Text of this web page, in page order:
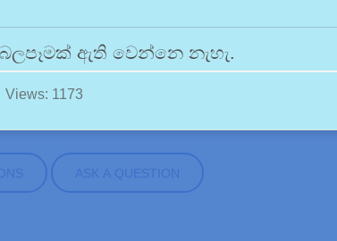
ඇති වෙන්නෙ නැහැ.
Views: 1173
ASK A QUESTION